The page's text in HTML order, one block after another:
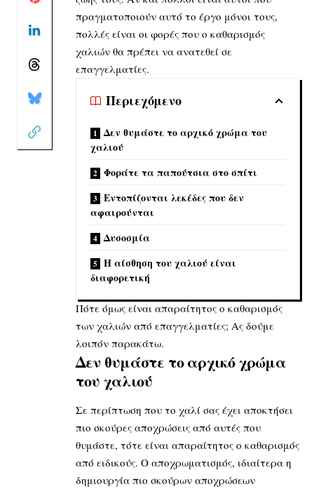
πραγματοποιούν αυτό το έργο μόνοι τους,
πολλές είναι οι φορές που ο καθαρισμός
χαλιών θα πρέπει να ανατεθεί σε
επαγγελματίες.
Περιεχόμενο
Δεν θυμάστε το αρχικό χρώμα του
χαλιού
Φοράτε τα παπούτσια στο σπίτι
Εντοπίζονται λεκέδες που δεν
αφαιρούνται
Δυσοσμία
Η αίσθηση του χαλιού είναι
διαφορετική
Πότε όμως είναι απαραίτητος ο καθαρισμός
των χαλιών από επαγγελματίες; Ας δούμε
λοιπόν παρακάτω.
Δεν θυμάστε το αρχικό χρώμα
του χαλιού
Σε περίπτωση που το χαλί σας έχει αποκτήσει
πιο σκούρες αποχρώσεις από αυτές που
θυμάστε, τότε είναι απαραίτητος ο καθαρισμός
από ειδικούς. Ο αποχρωματισμός, ιδιαίτερα η
δημιουργία πιο σκούρων αποχρώσεων